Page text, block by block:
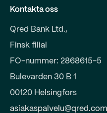
Kontakta oss
Qred Bank Ltd.,
Finsk filial
FO-nummer: 2868615-5
Bulevarden 30 B 1
00120 Helsingfors
asiakaspalvelu@qred.com